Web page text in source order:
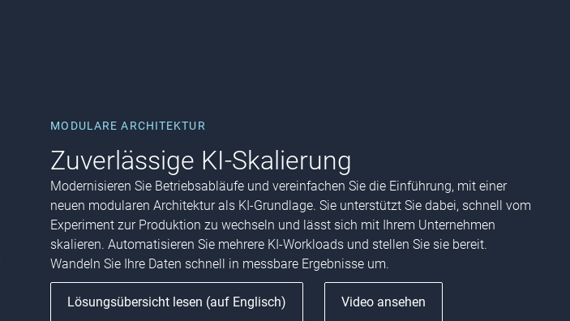
MODULARE ARCHITEKTUR
Zuverlässige KI-Skalierung
Modernisieren Sie Betriebsabläufe und vereinfachen Sie die Einführung, mit einer
neuen modularen Architektur als KI-Grundlage. Sie unterstützt Sie dabei, schnell vom
Experiment zur Produktion zu wechseln und lässt sich mit Ihrem Unternehmen
skalieren. Automatisieren Sie mehrere KI-Workloads und stellen Sie sie bereit.
Wandeln Sie Ihre Daten schnell in messbare Ergebnisse um.
Lösungsübersicht lesen (auf Englisch) Video ansehen